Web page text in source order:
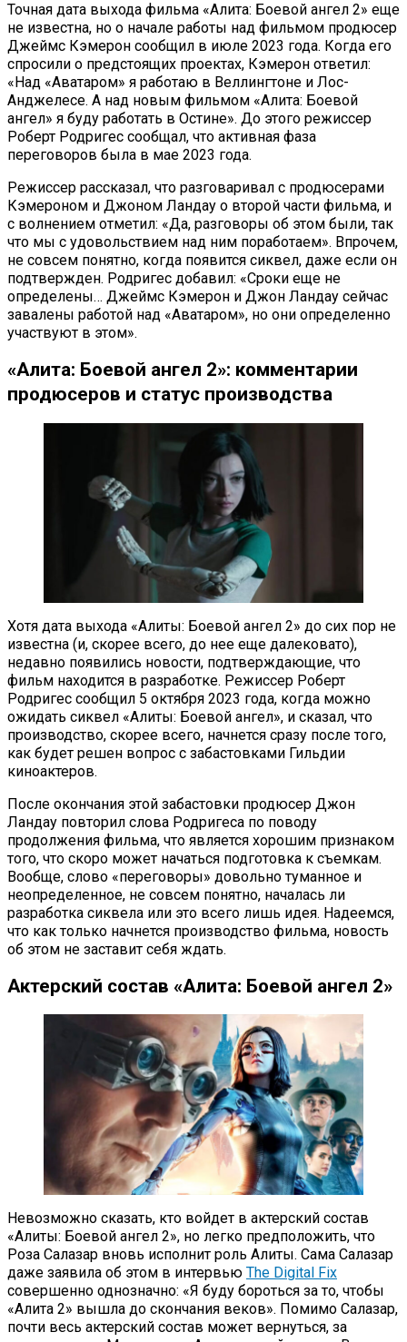
Точная дата выхода фильма «Алита: Боевой ангел 2» еще
не известна, но о начале работы над фильмом продюсер
Джеймс Кэмерон сообщил в июле 2023 года. Когда его
спросили о предстоящих проектах, Кэмерон ответил:
«Над «Аватаром» я работаю в Веллингтоне и Лос-
Анджелесе. А над новым фильмом «Алита: Боевой
ангел» я буду работать в Остине». До этого режиссер
Роберт Родригес сообщал, что активная фаза
переговоров была в мае 2023 года.
Режиссер рассказал, что разговаривал с продюсерами
Кэмероном и Джоном Ландау о второй части фильма, и
с волнением отметил: «Да, разговоры об этом были, так
что мы с удовольствием над ним поработаем». Впрочем,
не совсем понятно, когда появится сиквел, даже если он
подтвержден. Родригес добавил: «Сроки еще не
определены… Джеймс Кэмерон и Джон Ландау сейчас
завалены работой над «Аватаром», но они определенно
участвуют в этом».
«Алита: Боевой ангел 2»: комментарии
продюсеров и статус производства
Хотя дата выхода «Алиты: Боевой ангел 2» до сих пор не
известна (и, скорее всего, до нее еще далековато),
недавно появились новости, подтверждающие, что
фильм находится в разработке. Режиссер Роберт
Родригес сообщил 5 октября 2023 года, когда можно
ожидать сиквел «Алиты: Боевой ангел», и сказал, что
производство, скорее всего, начнется сразу после того,
как будет решен вопрос с забастовками Гильдии
киноактеров.
После окончания этой забастовки продюсер Джон
Ландау повторил слова Родригеса по поводу
продолжения фильма, что является хорошим признаком
того, что скоро может начаться подготовка к съемкам.
Вообще, слово «переговоры» довольно туманное и
неопределенное, не совсем понятно, началась ли
разработка сиквела или это всего лишь идея. Надеемся,
что как только начнется производство фильма, новость
об этом не заставит себя ждать.
Актерский состав «Алита: Боевой ангел 2»
Невозможно сказать, кто войдет в актерский состав
«Алиты: Боевой ангел 2», но легко предположить, что
Роза Салазар вновь исполнит роль Алиты. Сама Салазар
даже заявила об этом в интервью The Digital Fix
совершенно однозначно: «Я буду бороться за то, чтобы
«Алита 2» вышла до скончания веков». Помимо Салазар,
почти весь актерский состав может вернуться, за